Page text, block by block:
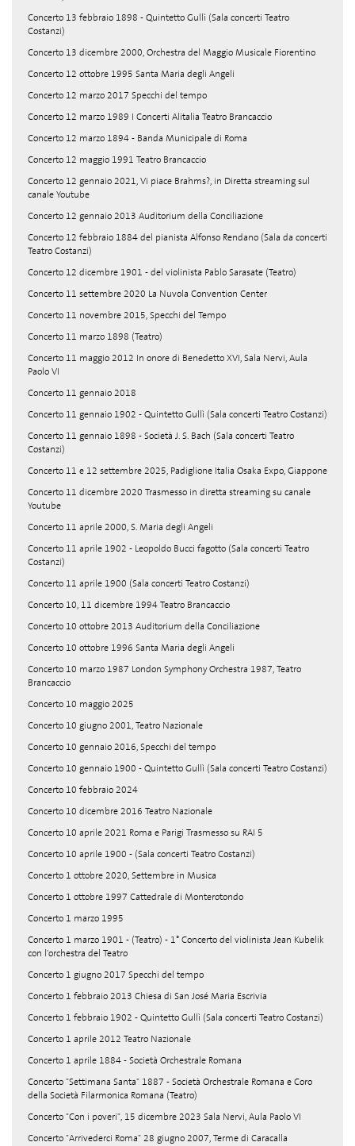
Concerto 13 febbraio 1898 - Quintetto Gullì (Sala concerti Teatro
Costanzi)
Concerto 13 dicembre 2000, Orchestra del Maggio Musicale Fiorentino
Concerto 12 ottobre 1995 Santa Maria degli Angeli
Concerto 12 marzo 2017 Specchi del tempo
Concerto 12 marzo 1989 I Concerti Alitalia Teatro Brancaccio
Concerto 12 marzo 1894 - Banda Municipale di Roma
Concerto 12 maggio 1991 Teatro Brancaccio
Concerto 12 gennaio 2021, Vi piace Brahms?, in Diretta streaming sul
canale Youtube
Concerto 12 gennaio 2013 Auditorium della Conciliazione
Concerto 12 febbraio 1884 del pianista Alfonso Rendano (Sala da concerti
Teatro Costanzi)
Concerto 12 dicembre 1901 - del violinista Pablo Sarasate (Teatro)
Concerto 11 settembre 2020 La Nuvola Convention Center
Concerto 11 novembre 2015, Specchi del Tempo
Concerto 11 marzo 1898 (Teatro)
Concerto 11 maggio 2012 In onore di Benedetto XVI, Sala Nervi, Aula
Paolo VI
Concerto 11 gennaio 2018
Concerto 11 gennaio 1902 - Quintetto Gullì (Sala concerti Teatro Costanzi)
Concerto 11 gennaio 1898 - Società J. S. Bach (Sala concerti Teatro
Costanzi)
Concerto 11 e 12 settembre 2025, Padiglione Italia Osaka Expo, Giappone
Concerto 11 dicembre 2020 Trasmesso in diretta streaming su canale
Youtube
Concerto 11 aprile 2000, S. Maria degli Angeli
Concerto 11 aprile 1902 - Leopoldo Bucci fagotto (Sala concerti Teatro
Costanzi)
Concerto 11 aprile 1900 (Sala concerti Teatro Costanzi)
Concerto 10, 11 dicembre 1994 Teatro Brancaccio
Concerto 10 ottobre 2013 Auditorium della Conciliazione
Concerto 10 ottobre 1996 Santa Maria degli Angeli
Concerto 10 marzo 1987 London Symphony Orchestra 1987, Teatro
Brancaccio
Concerto 10 maggio 2025
Concerto 10 giugno 2001, Teatro Nazionale
Concerto 10 gennaio 2016, Specchi del tempo
Concerto 10 gennaio 1900 - Quintetto Gullì (Sala concerti Teatro Costanzi)
Concerto 10 febbraio 2024
Concerto 10 dicembre 2016 Teatro Nazionale
Concerto 10 aprile 2021 Roma e Parigi Trasmesso su RAI 5
Concerto 10 aprile 1900 - (Sala concerti Teatro Costanzi)
Concerto 1 ottobre 2020, Settembre in Musica
Concerto 1 ottobre 1997 Cattedrale di Monterotondo
Concerto 1 marzo 1995
Concerto 1 marzo 1901 - (Teatro) - 1° Concerto del violinista Jean Kubelik
con l'orchestra del Teatro
Concerto 1 giugno 2017 Specchi del tempo
Concerto 1 febbraio 2013 Chiesa di San José Maria Escrivia
Concerto 1 febbraio 1902 - Quintetto Gullì (Sala concerti Teatro Costanzi)
Concerto 1 aprile 2012 Teatro Nazionale
Concerto 1 aprile 1884 - Società Orchestrale Romana
Concerto "Settimana Santa" 1887 - Società Orchestrale Romana e Coro
della Società Filarmonica Romana (Teatro)
Concerto "Con i poveri", 15 dicembre 2023 Sala Nervi, Aula Paolo VI
Concerto "Arrivederci Roma" 28 giugno 2007, Terme di Caracalla